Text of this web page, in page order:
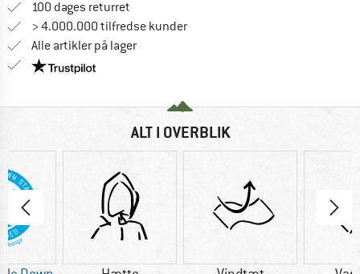
100 dages returret
> 4.000.000 tilfredse kunder
Alle artikler på lager
Vi er Trustpilot-certificeret - oplysningerne får du
ALT I OVERBLIK